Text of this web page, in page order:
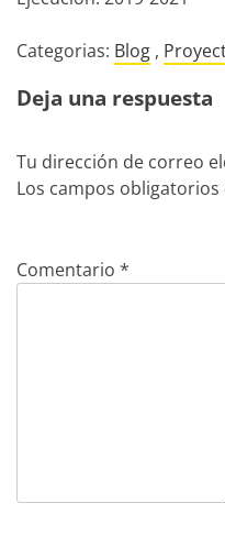
Categorias: Blog ,
Deja una respuesta
Tu dirección de correo
Los campos
Comentario *